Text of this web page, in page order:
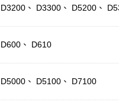
D3200、 D3300、 D5200、
D600、 D610
D5000、 D5100、 D7100